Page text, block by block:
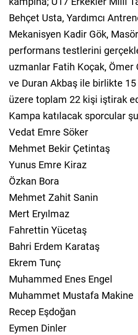
Behçet Usta, Yardımcı
Mekanisyen Kadir Gök,
performans testlerini
uzmanlar Fatih Koçak, Ömer
ve Duran Akbaş ile birlikte
üzere toplam 22 kişi iştirak
Kampa katılacak sporcular
Vedat Emre Söker
Mehmet Bekir Çetintaş
Yunus Emre Kiraz
Özkan Bora
Mehmet Zahit Sanin
Mert Eryılmaz
Fahrettin Yücetaş
Bahri Erdem Karataş
Ekrem Tunç
Muhammed Enes Engel
Muhammet Mustafa Makine
Recep Eşdoğan
Eymen Dinler